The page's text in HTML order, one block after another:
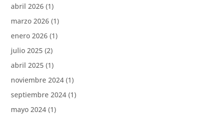
abril 2026 (1)
marzo 2026 (1)
enero 2026 (1)
julio 2025 (2)
abril 2025 (1)
noviembre 2024 (1)
septiembre 2024 (1)
mayo 2024 (1)